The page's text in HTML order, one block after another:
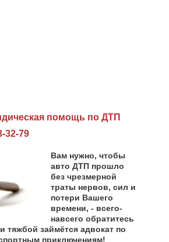
помощь по ДТП
32-79
Вам нужно, чтобы
авто ДТП прошло
без чрезмерной
траты нервов, сил и
потери Вашего
времени, - всего-
навсего обратитесь
тяжбой займётся адвокат по
приключениям!